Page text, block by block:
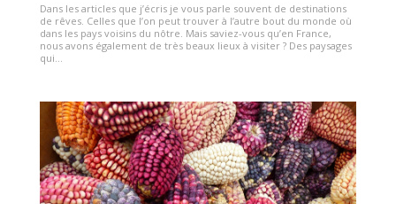
Dans les articles que j’écris je vous parle souvent de destinations
de rêves. Celles que l’on peut trouver à l’autre bout du monde où
dans les pays voisins du nôtre. Mais saviez-vous qu’en France,
nous avons également de très beaux lieux à visiter ? Des paysages
qui...